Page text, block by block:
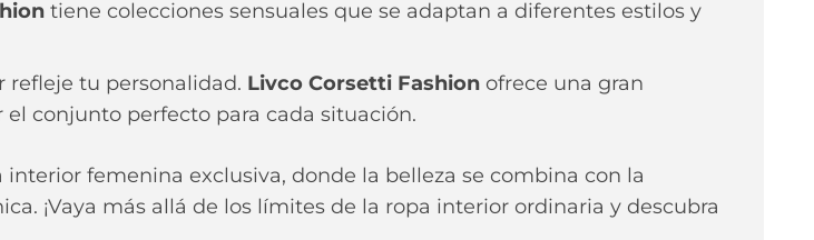
tiene colecciones sensuales que se adaptan a diferentes estilos y
tu personalidad. Livco Corsetti Fashion ofrece una gran
conjunto perfecto para cada situación.
femenina exclusiva, donde la belleza se combina con la
¡Vaya más allá de los límites de la ropa interior ordinaria y descubra